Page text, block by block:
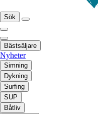
Sök
Bästsäljare
Nyheter
Simning
Dykning
Surfing
SUP
Båtliv